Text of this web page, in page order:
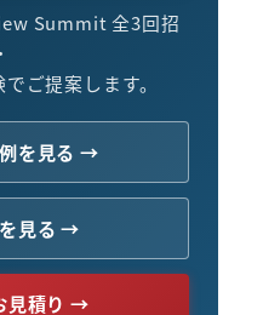
Summit 全3回招
ご提案します。
を見る →
見る →
見積り →